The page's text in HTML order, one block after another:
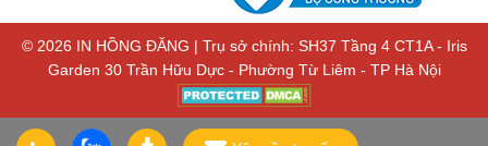
© 2026 IN HỒNG ĐĂNG | Trụ sở chính: SH37 Tầng 4 CT1A - Iris
Garden 30 Trần Hữu Dực - Phường Từ Liêm - TP Hà Nội